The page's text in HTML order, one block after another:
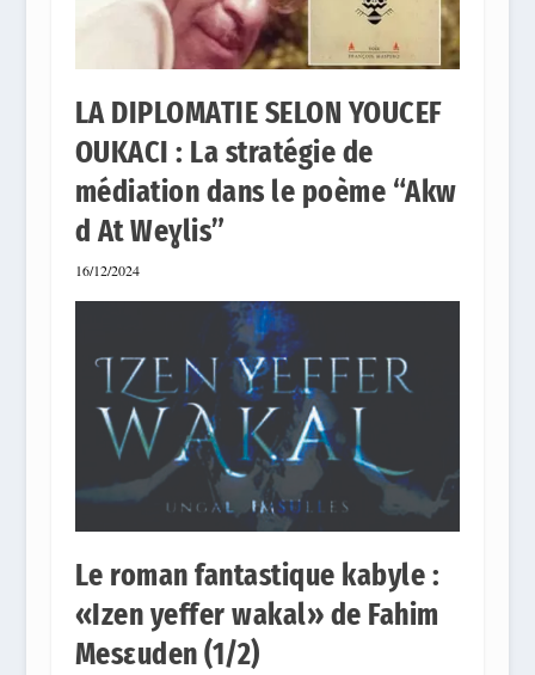
LA DIPLOMATIE SELON YOUCEF
OUKACI : La stratégie de
médiation dans le poème “Akw
d At Weɣlis”
16/12/2024
Le roman fantastique kabyle :
«Izen yeffer wakal» de Fahim
Mesεuden (1/2)